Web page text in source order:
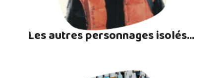
Les autres personnages isolés...